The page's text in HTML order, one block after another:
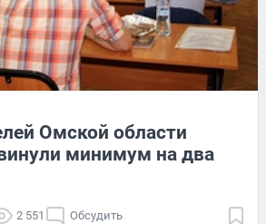
Омской области
минимум на два
2 551 Обсудить